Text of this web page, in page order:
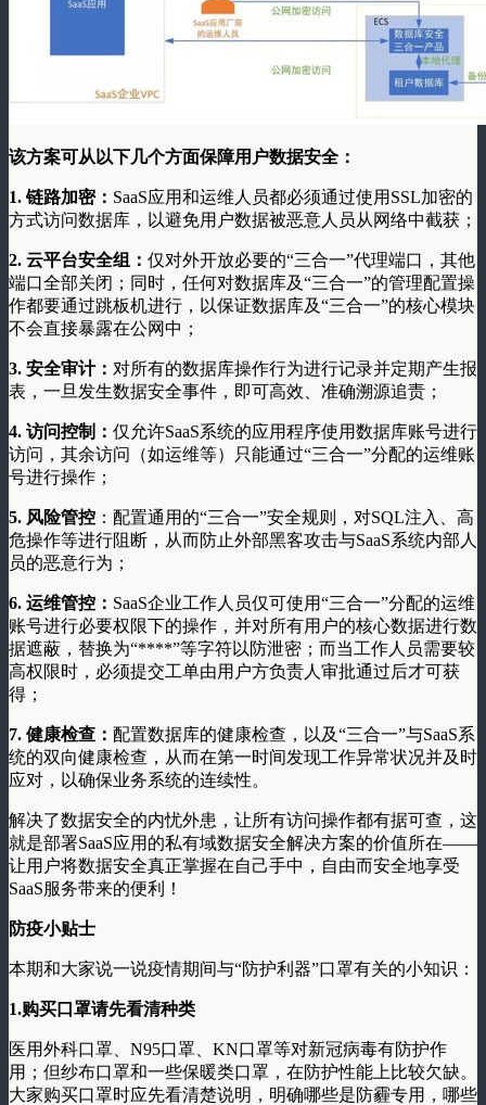
该方案可从以下几个方面保障用户数据安全：
1. 链路加密： SaaS应用和运维人员都必须通过使用 SSL加密的
方式访问数据库，以避免用户数据被恶意人员从网络中截获；
2. 云平台安全组： 仅对外开放必要的“三合一”代理端口，其他
端口全部关闭；同时，任何对数据库及“三合一”的管理配置操
作都要通过跳板机进行，以保证数据库及“三合一”的核心模块
不会直接暴露在公网中；
3. 安全审计： 对所有的数据库操作行为进行记录并定期产生报
表，一旦发生数据安全事件，即可高效、准确溯源追责；
4. 访问控制： 仅允许SaaS系统的应用程序使用数据库账号进行
访问，其余访问（如运维等）只能通过“三合一”分配的运维账
号进行操作；
5. 风险管控 ：配置通用的“三合一”安全规则，对SQL注入、高
危操作等进行阻断，从而防止外部黑客攻击与SaaS系统内部人
员的恶意行为；
6. 运维管控： SaaS企业工作人员仅可使用“三合一”分配的运维
账号进行必要权限下的操作，并对所有用户的核心数据进行数
据遮蔽，替换为“****”等字符以防泄密；而当工作人员需要较
高权限时，必须提交工单由用户方负责人审批通过后才可获
得；
7. 健康检查： 配置数据库的健康检查，以及“三合一”与SaaS系
统的双向健康检查，从而在第一时间发现工作异常状况并及时
应对，以确保业务系统的连续性。
解决了数据安全的内忧外患，让所有访问操作都有据可查，这
就是部署SaaS应用的私有域数据安全解决方案的价值所在——
让用户将数据安全真正掌握在自己手中，自由而安全地享受
SaaS服务带来的便利！
防疫小贴士
本期和大家说一说疫情期间与“防护利器”口罩有关的小知识：
1.购买口罩请先看清种类
医用外科口罩、 N95口罩、 KN口罩等对新冠病毒有防护作
用；但纱布口罩和一些保暖类口罩，在防护性能上比较欠缺。
大家购买口罩时应先看清楚说明，明确哪些是防霾专用，哪些